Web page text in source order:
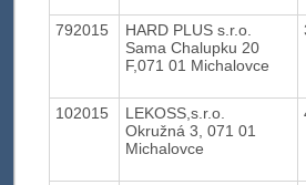
792015
HARD PLUS s.r.o.
Sama Chalupku 20
F,071 01 Michalovce
102015
LEKOSS,s.r.o.
Okružná 3, 071 01
Michalovce